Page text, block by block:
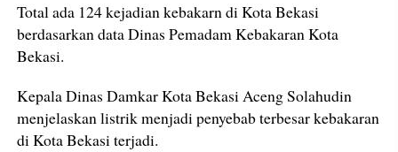
Total ada 124 kejadian kebakarn di Kota Bekasi
berdasarkan data Dinas Pemadam Kebakaran Kota
Bekasi.
Kepala Dinas Damkar Kota Bekasi Aceng Solahudin
menjelaskan listrik menjadi penyebab terbesar kebakaran
di Kota Bekasi terjadi.